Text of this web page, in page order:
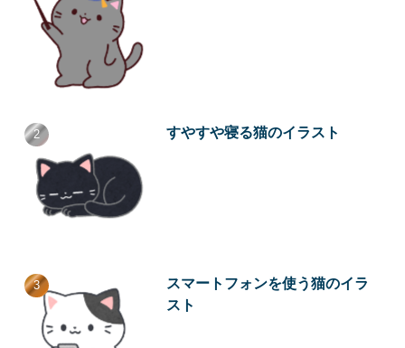
すやすや寝る猫のイラスト
スマートフォンを使う猫のイラ
スト